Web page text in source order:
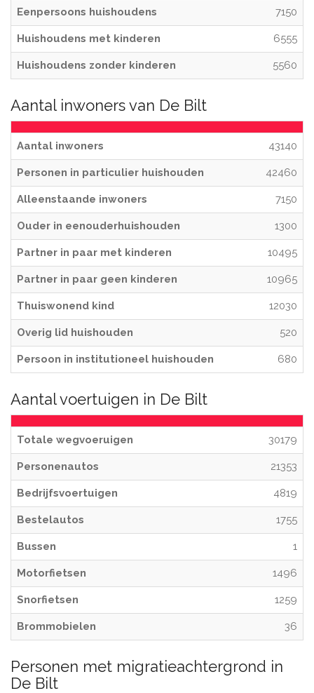
Eenpersoons huishoudens 7150
Huishoudens met kinderen 6555
Huishoudens zonder kinderen 5560
Aantal inwoners van De Bilt
Aantal inwoners 43140
Personen in particulier huishouden 42460
Alleenstaande inwoners 7150
Ouder in eenouderhuishouden 1300
Partner in paar met kinderen 10495
Partner in paar geen kinderen 10965
Thuiswonend kind 12030
Overig lid huishouden 520
Persoon in institutioneel huishouden 680
Aantal voertuigen in De Bilt
Totale wegvoeruigen 30179
Personenautos 21353
Bedrijfsvoertuigen 4819
Bestelautos 1755
Bussen 1
Motorfietsen 1496
Snorfietsen 1259
Brommobielen 36
Personen met migratieachtergrond in
De Bilt